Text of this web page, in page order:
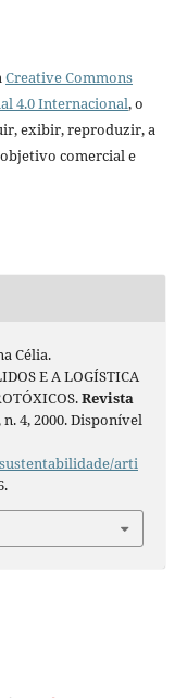
Creative Commons
4.0 Internacional, o
exibir, reproduzir, a
comercial e
Célia.
E A LOGÍSTICA
Revista
n. 4, 2000. Disponível
arti